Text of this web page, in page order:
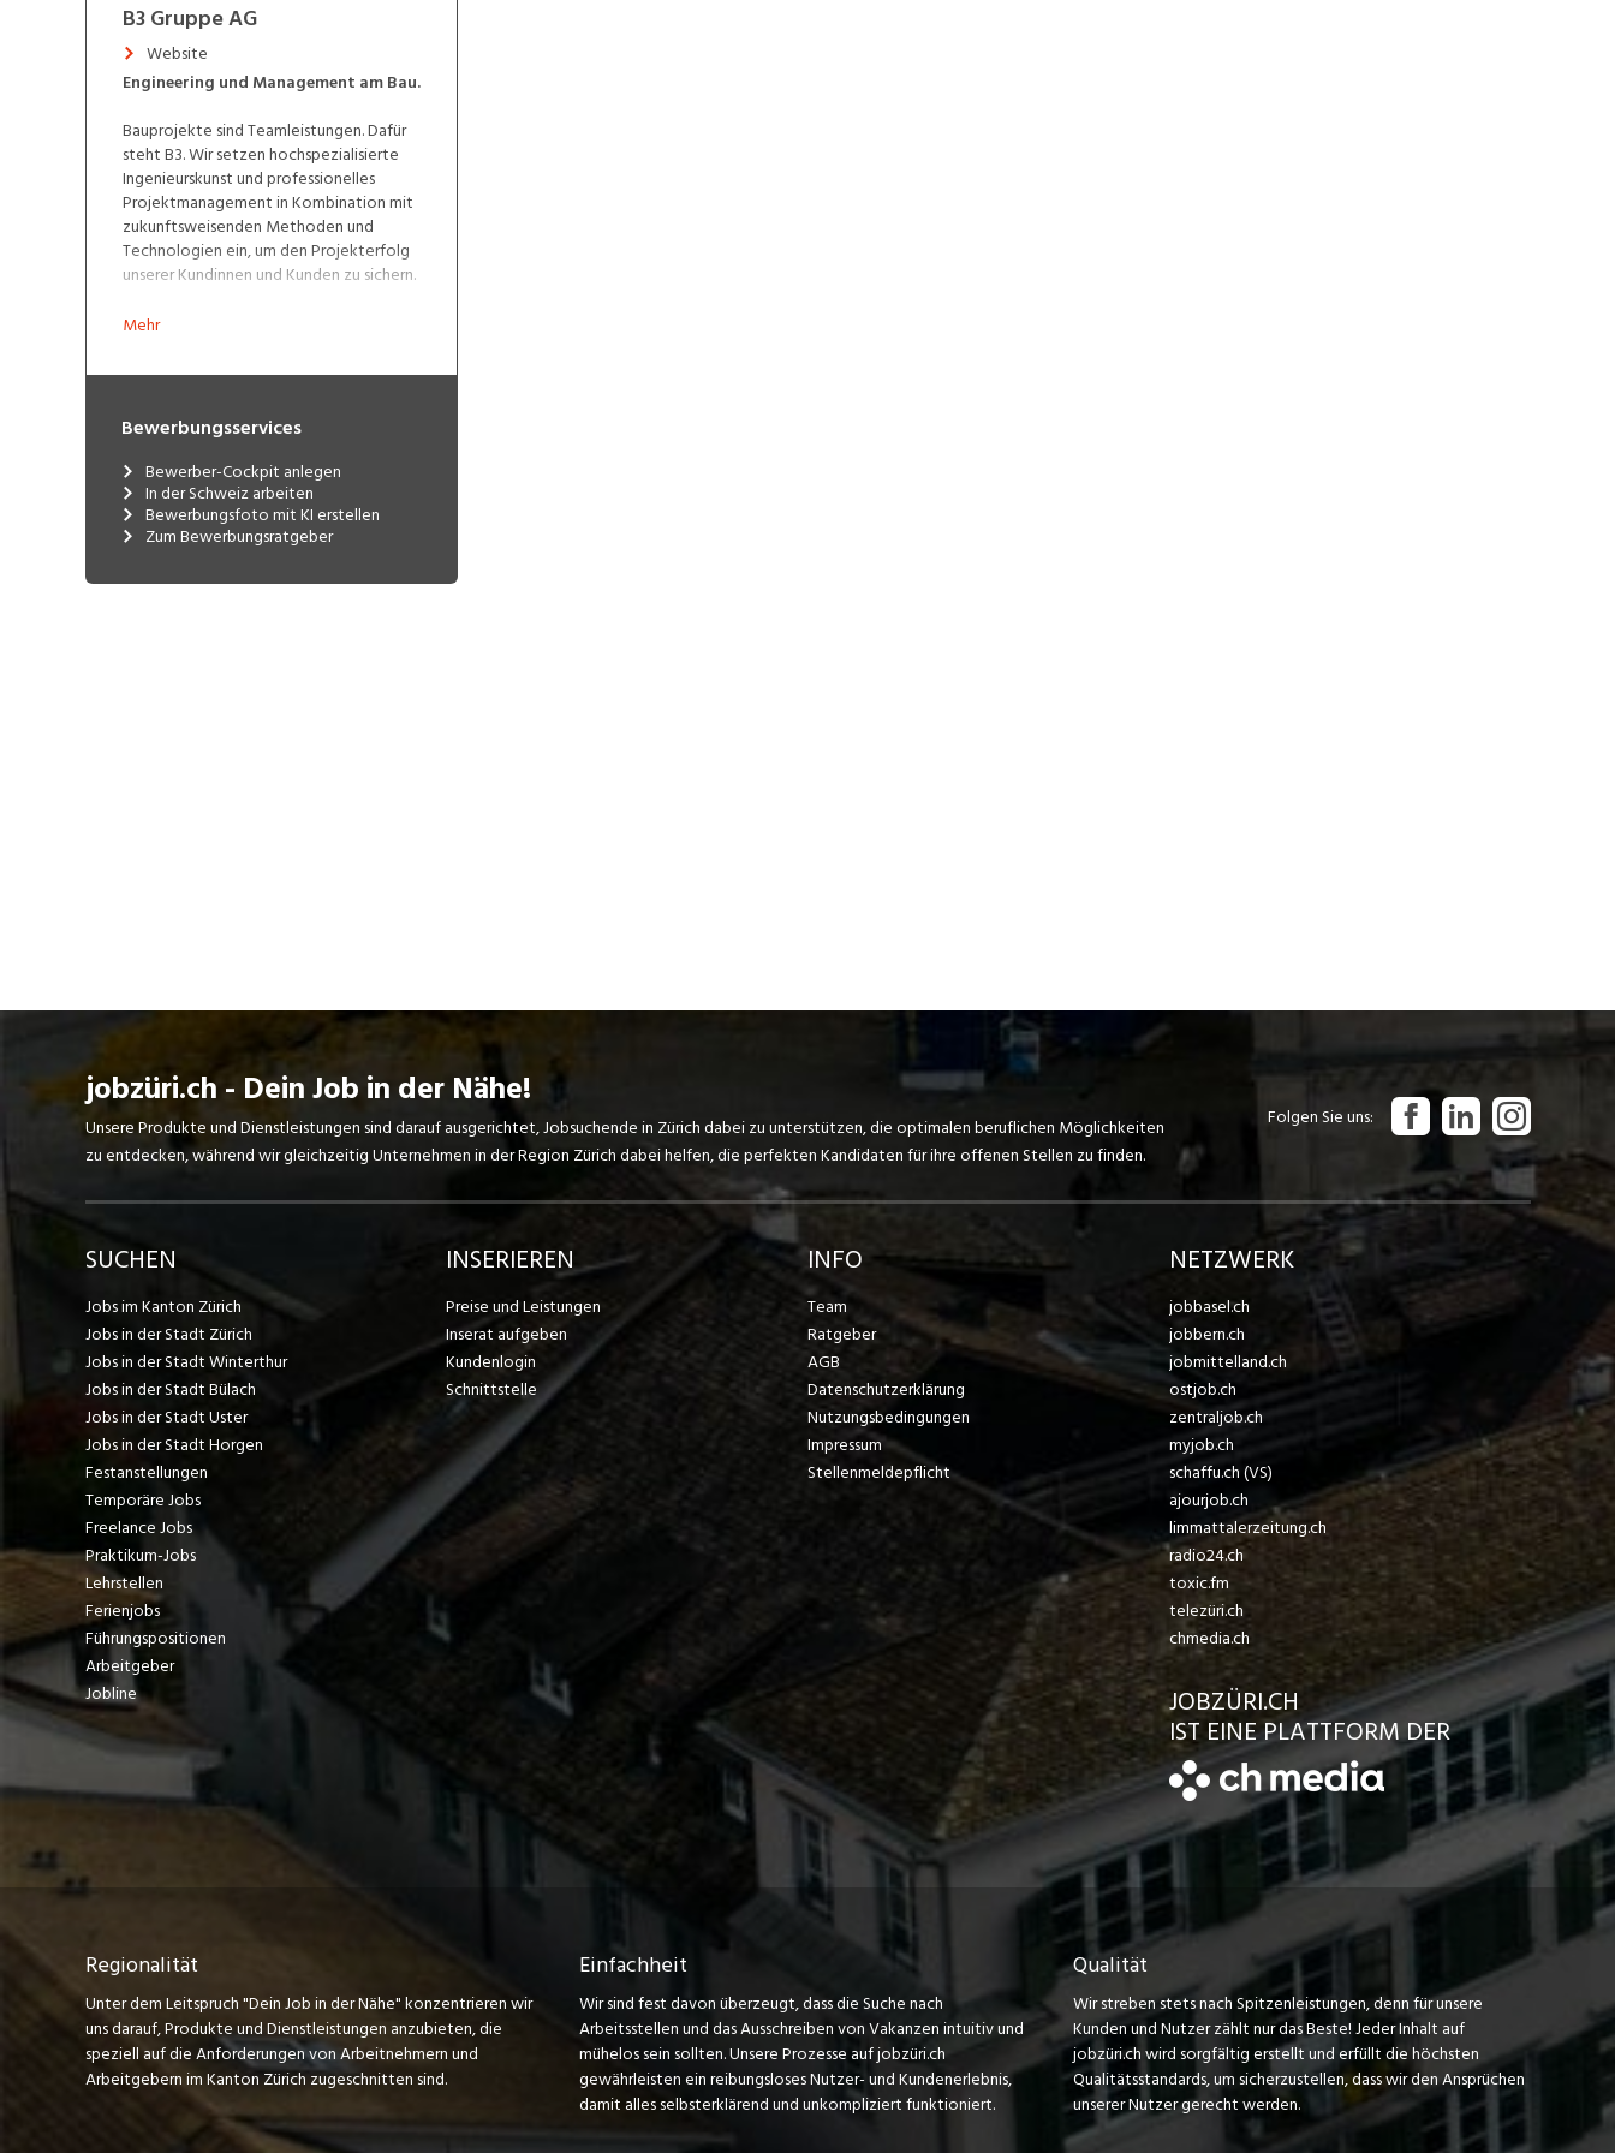
B3 Gruppe AG
Website
Engineering und Management am Bau.
Bauprojekte sind Teamleistungen. Dafür
steht B3. Wir setzen hochspezialisierte
Ingenieurskunst und professionelles
Projektmanagement in Kombination mit
zukunftsweisenden Methoden und
Technologien ein, um den Projekterfolg
unserer Kundinnen und Kunden zu sichern.
Standorte
Mehr
Bewerbungsservices
Bewerber-Cockpit anlegen
In der Schweiz arbeiten
Bewerbungsfoto mit KI erstellen
Zum Bewerbungsratgeber
jobzüri.ch - Dein Job in der Nähe!
Unsere Produkte und Dienstleistungen sind darauf ausgerichtet, Jobsuchende in Zürich dabei zu unterstützen, die optimalen beruflichen Möglichkeiten
zu entdecken, während wir gleichzeitig Unternehmen in der Region Zürich dabei helfen, die perfekten Kandidaten für ihre offenen Stellen zu finden.
Folgen Sie uns
SUCHEN
Jobs im Kanton Zürich
Jobs in der Stadt Zürich
Jobs in der Stadt Winterthur
Jobs in der Stadt Bülach
Jobs in der Stadt Uster
Jobs in der Stadt Horgen
Festanstellungen
Temporäre Jobs
Freelance Jobs
Praktikum-Jobs
Lehrstellen
Ferienjobs
Führungspositionen
Arbeitgeber
Jobline
INSERIEREN
Preise und Leistungen
Inserat aufgeben
Kundenlogin
Schnittstelle
INFO
Team
Ratgeber
AGB
Datenschutzerklärung
Nutzungsbedingungen
Impressum
Stellenmeldepflicht
NETZWERK
jobbasel.ch
jobbern.ch
jobmittelland.ch
ostjob.ch
zentraljob.ch
myjob.ch
schaffu.ch (VS)
ajourjob.ch
limmattalerzeitung.ch
radio24.ch
toxic.fm
telezüri.ch
chmedia.ch
JOBZÜRI.CH
IST EINE PLATTFORM DER
Regionalität
Unter dem Leitspruch "Dein Job in der Nähe" konzentrieren wir
uns darauf, Produkte und Dienstleistungen anzubieten, die
speziell auf die Anforderungen von Arbeitnehmern und
Arbeitgebern im Kanton Zürich zugeschnitten sind.
Einfachheit
Wir sind fest davon überzeugt, dass die Suche nach
Arbeitsstellen und das Ausschreiben von Vakanzen intuitiv und
mühelos sein sollten. Unsere Prozesse auf jobzüri.ch
gewährleisten ein reibungsloses Nutzer- und Kundenerlebnis,
damit alles selbsterklärend und unkompliziert funktioniert.
Qualität
Wir streben stets nach Spitzenleistungen, denn für unsere
Kunden und Nutzer zählt nur das Beste! Jeder Inhalt auf
jobzüri.ch wird sorgfältig erstellt und erfüllt die höchsten
Qualitätsstandards, um sicherzustellen, dass wir den Ansprüchen
unserer Nutzer gerecht werden.